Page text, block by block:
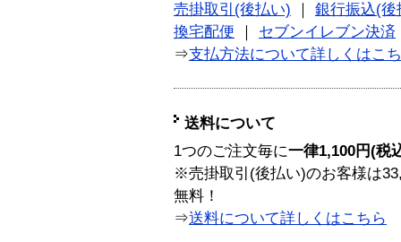
売掛取引(後払い)
銀行振込(後
換宅配便
セブンイレブン決済
⇒支払方法について詳しくはこ
送料について
1つのご注文毎に一律1,100円(税
※売掛取引(後払い)のお客様は
無料！
⇒送料について詳しくはこちら